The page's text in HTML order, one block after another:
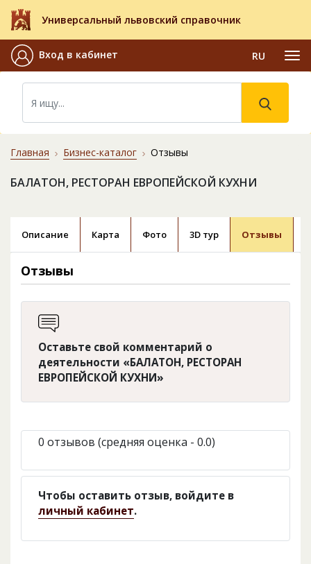
Универсальный львовский справочник
Вход в кабинет RU
Главная Бизнес-каталог Отзывы
БАЛАТОН, РЕСТОРАН ЕВРОПЕЙСКОЙ КУХНИ
Описание Карта Фото 3D тур Отзывы
Отзывы
Оставьте свой комментарий о
деятельности «БАЛАТОН, РЕСТОРАН
ЕВРОПЕЙСКОЙ КУХНИ»
0 отзывов (средняя оценка - 0.0)
Чтобы оставить отзыв, войдите в
личный кабинет.